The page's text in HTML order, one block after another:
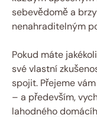
sebevědomě a
nenahraditelným
Pokud máte
své vlastní
spojit. Přejeme
– a především,
lahodného